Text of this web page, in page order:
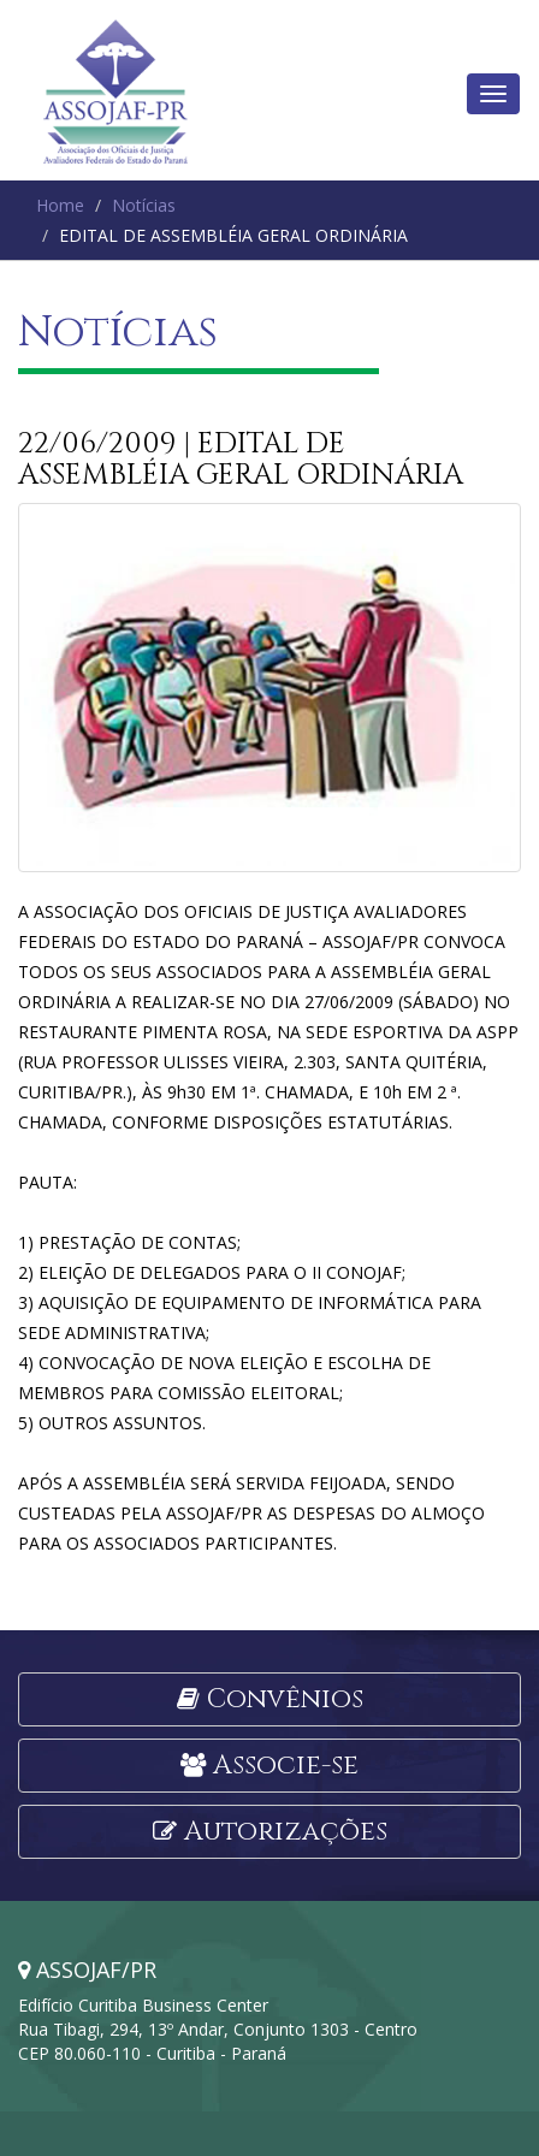
Home
Notícias
EDITAL DE ASSEMBLÉIA GERAL ORDINÁRIA
Notícias
22/06/2009 | EDITAL DE
ASSEMBLÉIA GERAL ORDINÁRIA
A ASSOCIAÇÃO DOS OFICIAIS DE JUSTIÇA AVALIADORES
FEDERAIS DO ESTADO DO PARANÁ – ASSOJAF/PR CONVOCA
TODOS OS SEUS ASSOCIADOS PARA A ASSEMBLÉIA GERAL
ORDINÁRIA A REALIZAR-SE NO DIA 27/06/2009 (SÁBADO) NO
RESTAURANTE PIMENTA ROSA, NA SEDE ESPORTIVA DA ASPP
(RUA PROFESSOR ULISSES VIEIRA, 2.303, SANTA QUITÉRIA,
CURITIBA/PR.), ÀS 9h30 EM 1ª. CHAMADA, E 10h EM 2 ª.
CHAMADA, CONFORME DISPOSIÇÕES ESTATUTÁRIAS.
PAUTA:
1) PRESTAÇÃO DE CONTAS;
2) ELEIÇÃO DE DELEGADOS PARA O II CONOJAF;
3) AQUISIÇÃO DE EQUIPAMENTO DE INFORMÁTICA PARA
SEDE ADMINISTRATIVA;
4) CONVOCAÇÃO DE NOVA ELEIÇÃO E ESCOLHA DE
MEMBROS PARA COMISSÃO ELEITORAL;
5) OUTROS ASSUNTOS.
APÓS A ASSEMBLÉIA SERÁ SERVIDA FEIJOADA, SENDO
CUSTEADAS PELA ASSOJAF/PR AS DESPESAS DO ALMOÇO
PARA OS ASSOCIADOS PARTICIPANTES.
Convênios
Associe-se
Autorizações
ASSOJAF/PR
Edifício Curitiba Business Center
Rua Tibagi, 294, 13º Andar, Conjunto 1303 - Centro
CEP 80.060-110 - Curitiba - Paraná